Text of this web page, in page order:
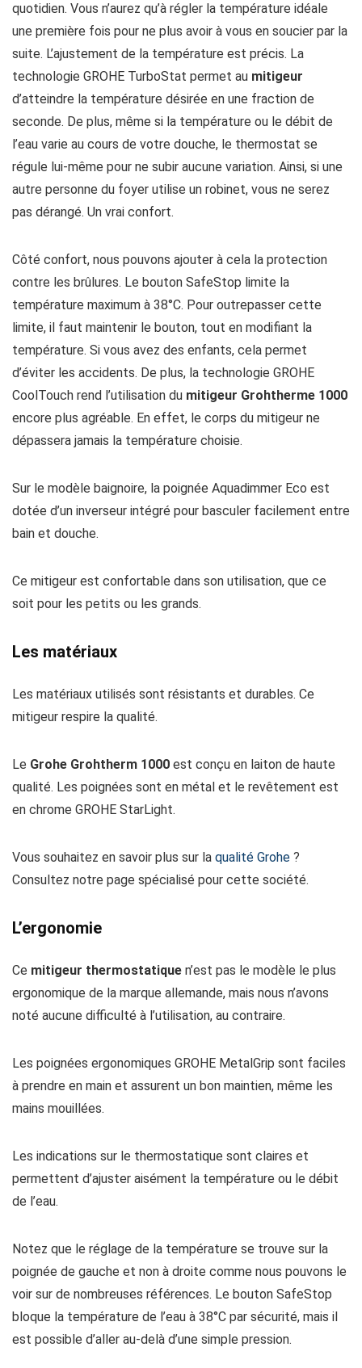
quotidien. Vous n’aurez qu’à régler la température idéale
une première fois pour ne plus avoir à vous en soucier par la
suite. L’ajustement de la température est précis. La
technologie GROHE TurboStat permet au mitigeur
d’atteindre la température désirée en une fraction de
seconde. De plus, même si la température ou le débit de
l’eau varie au cours de votre douche, le thermostat se
régule lui-même pour ne subir aucune variation. Ainsi, si une
autre personne du foyer utilise un robinet, vous ne serez
pas dérangé. Un vrai confort.
Côté confort, nous pouvons ajouter à cela la protection
contre les brûlures. Le bouton SafeStop limite la
température maximum à 38°C. Pour outrepasser cette
limite, il faut maintenir le bouton, tout en modifiant la
température. Si vous avez des enfants, cela permet
d’éviter les accidents. De plus, la technologie GROHE
CoolTouch rend l’utilisation du mitigeur Grohtherme 1000
encore plus agréable. En effet, le corps du mitigeur ne
dépassera jamais la température choisie.
Sur le modèle baignoire, la poignée Aquadimmer Eco est
dotée d’un inverseur intégré pour basculer facilement entre
bain et douche.
Ce mitigeur est confortable dans son utilisation, que ce
soit pour les petits ou les grands.
Les matériaux
Les matériaux utilisés sont résistants et durables. Ce
mitigeur respire la qualité.
Le Grohe Grohtherm 1000 est conçu en laiton de haute
qualité. Les poignées sont en métal et le revêtement est
en chrome GROHE StarLight.
Vous souhaitez en savoir plus sur la qualité Grohe ?
Consultez notre page spécialisé pour cette société.
L’ergonomie
Ce mitigeur thermostatique n’est pas le modèle le plus
ergonomique de la marque allemande, mais nous n’avons
noté aucune difficulté à l’utilisation, au contraire.
Les poignées ergonomiques GROHE MetalGrip sont faciles
à prendre en main et assurent un bon maintien, même les
mains mouillées.
Les indications sur le thermostatique sont claires et
permettent d’ajuster aisément la température ou le débit
de l’eau.
Notez que le réglage de la température se trouve sur la
poignée de gauche et non à droite comme nous pouvons le
voir sur de nombreuses références. Le bouton SafeStop
bloque la température de l’eau à 38°C par sécurité, mais il
est possible d’aller au-delà d’une simple pression.